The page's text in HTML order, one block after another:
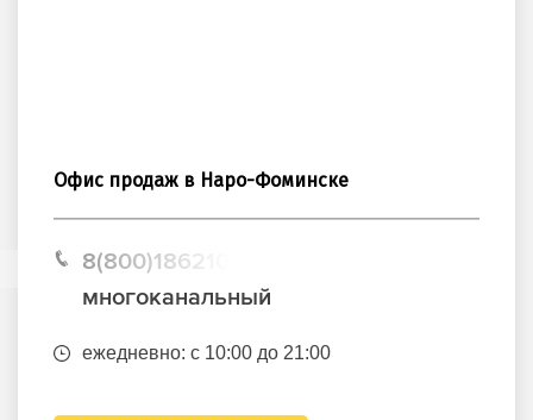
Офис продаж в Наро-Фоминске
8(800)1862102
многоканальный
ежедневно: с 10:00 до 21:00